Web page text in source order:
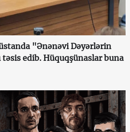
"Ənənəvi Dəyərlərin
edib. Hüquqşünaslar buna